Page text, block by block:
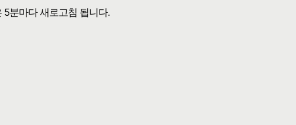
5분마다 새로고침 됩니다.